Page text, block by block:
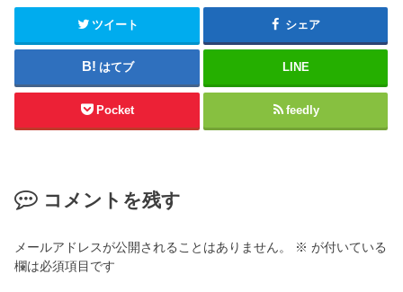
し
ィ
で
ま
さ
い
(
新
い
ィ
ン
ド
ウ
)
ツイート シェア
はてブ LINE
Pocket feedly
コメントを残す
メールアドレスが公開されることはありません。 ※ が付いている
欄は必須項目です